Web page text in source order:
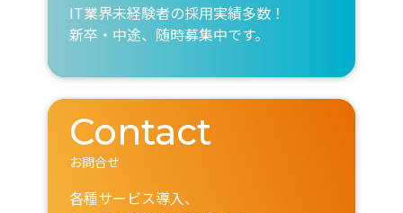
IT業界未経験者の採用実績多数！
新卒・中途、随時募集中です。
Contact
お問合せ
各種サービス導入、